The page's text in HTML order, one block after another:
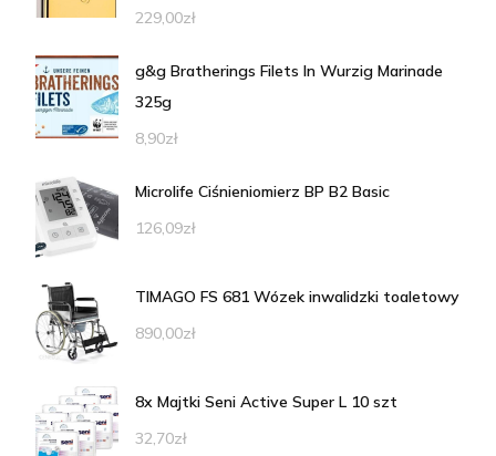
229,00zł
g&g Bratherings Filets In Wurzig Marinade
325g
8,90zł
Microlife Ciśnieniomierz BP B2 Basic
126,09zł
TIMAGO FS 681 Wózek inwalidzki toaletowy
890,00zł
8x Majtki Seni Active Super L 10 szt
32,70zł